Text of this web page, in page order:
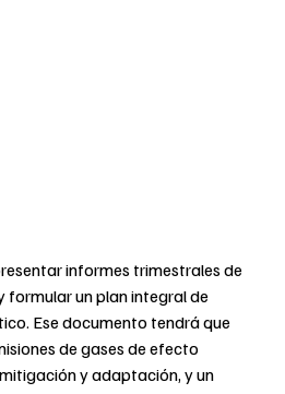
informes trimestrales de
un plan integral de
Ese documento tendrá que
de gases de efecto
y adaptación, y un